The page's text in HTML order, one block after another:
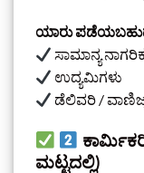
ಯಾರು
ಸಾಮಾನ್ಯ
ಉದ್ಯಮಿಗಳು
ಡೆಲಿವರಿ /
ಮಟ್ಟದಲ್ಲಿ)